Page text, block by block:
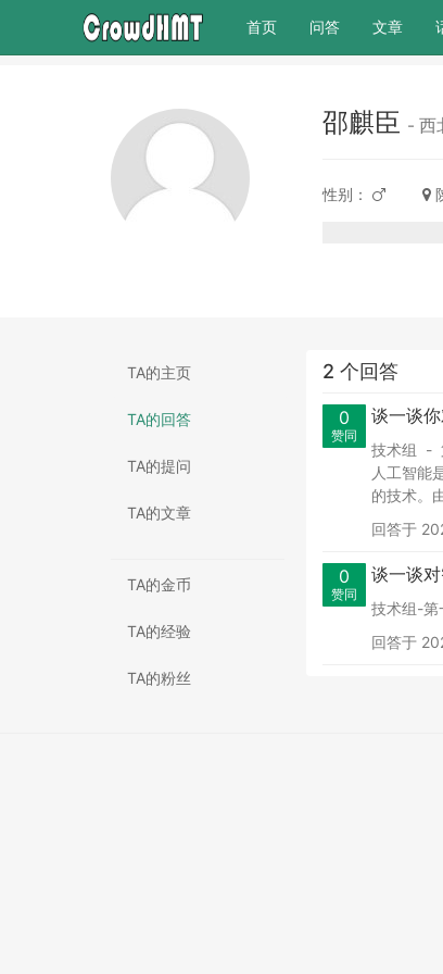
首页(current)
问答 文章
邵麒臣 - 西
性别：
TA的主页
TA的回答
TA的提问
TA的文章
TA的金币
TA的经验
TA的粉丝
2 个回答
0
赞同
谈一谈
技术组 -
人工智能
的技术。
回答于
0
赞同
谈一谈
技术组-
回答于